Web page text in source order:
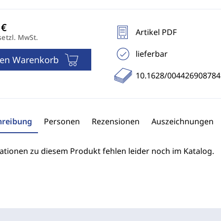
MwSt.
Warenkorb
Artikel PDF
lieferbar
10.1628/
Personen Rezensionen Auszeichnungen
zu diesem Produkt fehlen leider noch im Katalog.